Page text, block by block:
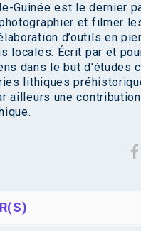
Guinée est le dernier
et filmer
d’outils en
locales. Écrit par et
dans le but d’études
lithiques
ailleurs une